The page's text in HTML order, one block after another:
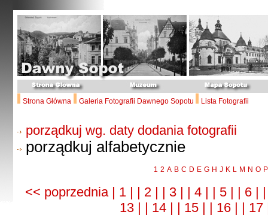
Strona Główna Galeria Fotografii Dawnego Sopotu Lista Fotografii
porządkuj wg. daty dodania fotografii
porządkuj alfabetycznie
1 2 A B C D E G H J K L M N O P
<< poprzednia | 1 | | 2 | | 3 | | 4 | | 5 | | 6 |
13 | | 14 | | 15 | | 16 | |